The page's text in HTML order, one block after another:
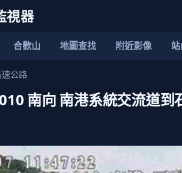
視器
合歡山 地圖查找 附近影像
公路
南向 南港系統交流道到